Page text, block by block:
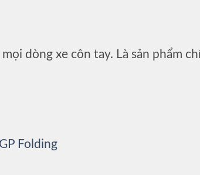
dòng xe côn tay. Là sản phẩm
Folding